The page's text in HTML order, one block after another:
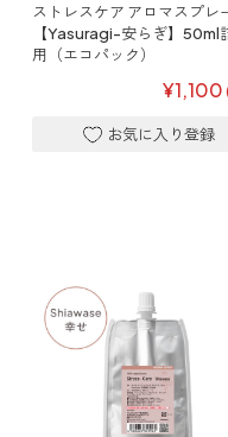
エッセ
ベルガモ
ストレスケア アロマスプレ
【Yasuragi-安らぎ】50ml
用（エコパック）
¥1,100